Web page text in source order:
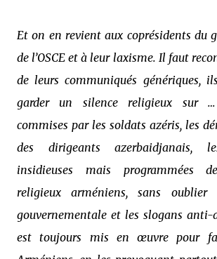
Et on en revient aux coprésidents du
de l’OSCE et à leur laxisme. Il faut
de leurs communiqués génériques,
garder un silence religieux sur
commises par les soldats azéris, les
des dirigeants azerbaidjanais,
insidieuses mais programmées
religieux arméniens, sans oublier
gouvernementale et les slogans anti-
est toujours mis en œuvre pour